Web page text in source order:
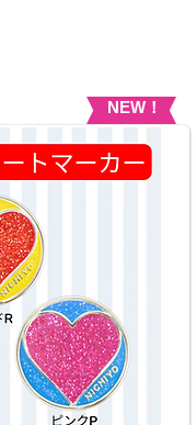
NEW！